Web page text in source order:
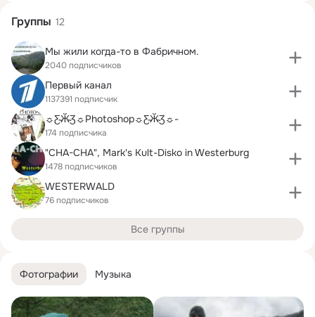
Фотографии Музыка
Группы 12
Мы жили когда-то в Фабричном.
2040 подписчиков
Первый канал
1137391 подписчик
☼Ƹ̴Ӂ̴Ʒ☼Photoshop☼Ƹ̴Ӂ̴Ʒ☼-
174 подписчика
"CHA-CHA", Mark's Kult-Disko in Westerburg
1478 подписчиков
WESTERWALD
76 подписчиков
Все группы